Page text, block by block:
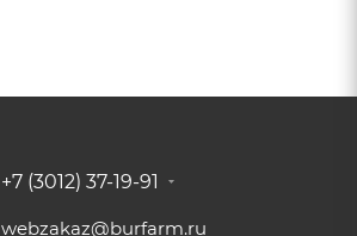
+7 (3012) 37-19-91
webzakaz@burfarm.ru